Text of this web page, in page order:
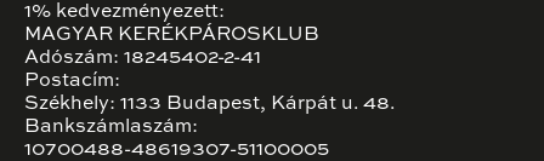
1% kedvezményezett:
MAGYAR KERÉKPÁROSKLUB
Adószám: 18245402-2-41
Postacím:
Székhely: 1133 Budapest, Kárpát u. 48.
Bankszámlaszám:
10700488-48619307-51100005